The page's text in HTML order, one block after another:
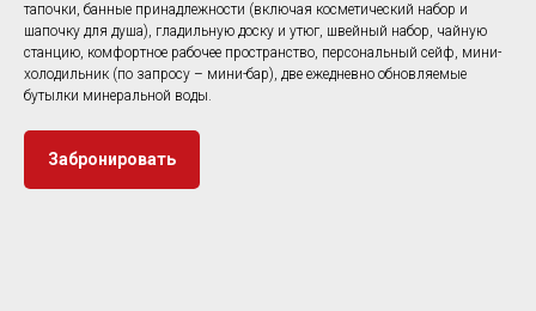
тапочки, банные принадлежности (включая косметический набор и
шапочку для душа), гладильную доску и утюг, швейный набор, чайную
станцию, комфортное рабочее пространство, персональный сейф, мини-
холодильник (по запросу – мини-бар), две ежедневно обновляемые
бутылки минеральной воды.
Забронировать